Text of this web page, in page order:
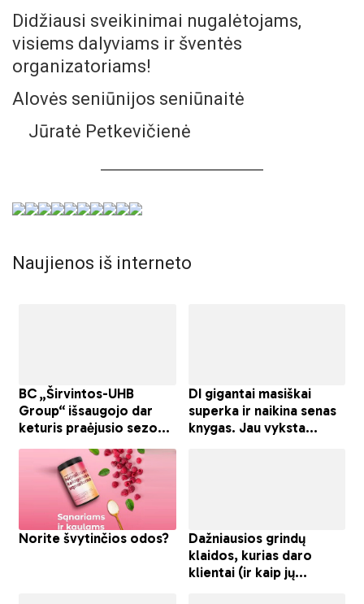
Didžiausi sveikinimai nugalėtojams,
visiems dalyviams ir šventės
organizatoriams!
Alovės seniūnijos seniūnaitė
Jūratė Petkevičienė
Naujienos iš interneto